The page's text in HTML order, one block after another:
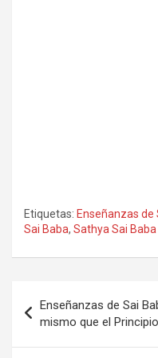
Etiquetas: Enseñanzas de
Sai Baba, Sathya Sai Baba
de
entradas
Enseñanzas de Sai
mismo que el